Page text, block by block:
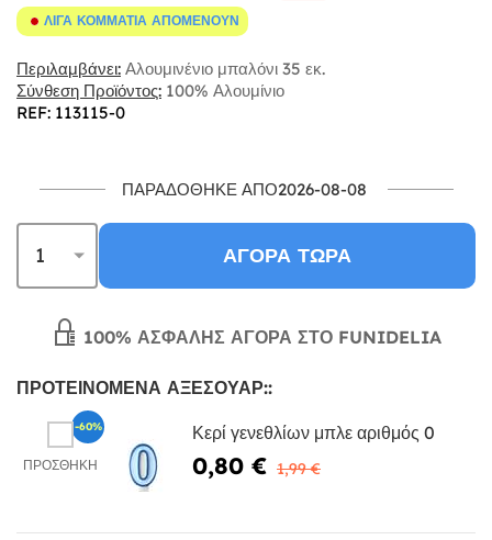
ΛΊΓΑ ΚΟΜΜΆΤΙΑ ΑΠΟΜΈΝΟΥΝ
Περιλαμβάνει: Αλουμινένιο μπαλόνι 35 εκ.
Σύνθεση Προϊόντος: 100% Αλουμίνιο
REF: 113115-0
ΠΑΡΑΔΌΘΗΚΕ ΑΠΌ2026-08-08
ΑΓΟΡΆ ΤΏΡΑ
100% ΑΣΦΑΛΉΣ ΑΓΟΡΆ ΣΤΟ FUNIDELIA
ΠΡΟΤΕΙΝΌΜΕΝΑ ΑΞΕΣΟΥΆΡ::
ΠΡΟΣΘΉΚΗ
Κερί γενεθλίων μπλε αριθμός 0
0,80 € 1,99 €
-60%